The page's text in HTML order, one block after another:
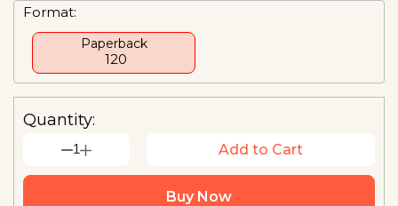
Format:
Paperback
₹ 120
Quantity:
1 Add to Cart
Buy Now